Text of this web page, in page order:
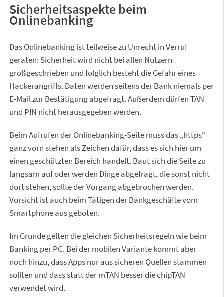
Sicherheitsaspekte beim
Onlinebanking
Das Onlinebanking ist teilweise zu Unrecht in Verruf
geraten: Sicherheit wird nicht bei allen Nutzern
großgeschrieben und folglich besteht die Gefahr eines
Hackerangriffs. Daten werden seitens der Bank niemals per
E-Mail zur Bestätigung abgefragt. Außerdem dürfen TAN
und PIN nicht herausgegeben werden.
Beim Aufrufen der Onlinebanking-Seite muss das „https“
ganz vorn stehen als Zeichen dafür, dass es sich hier um
einen geschützten Bereich handelt. Baut sich die Seite zu
langsam auf oder werden Dinge abgefragt, die sonst nicht
dort stehen, sollte der Vorgang abgebrochen werden.
Vorsicht ist auch beim Tätigen der Bankgeschäfte vom
Smartphone aus geboten.
Im Grunde gelten die gleichen Sicherheitsregeln wie beim
Banking per PC. Bei der mobilen Variante kommt aber
noch hinzu, dass Apps nur aus sicheren Quellen stammen
sollten und dass statt der mTAN besser die chipTAN
verwendet wird.